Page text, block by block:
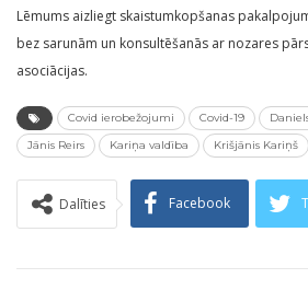
Lēmums aizliegt skaistumkopšanas
bez sarunām un konsultēšanās ar nozares
asociācijas.
Covid ierobežojumi Covid-19
Jānis Reirs
Kariņa valdība Krišjānis Kariņš
Dalīties Facebook